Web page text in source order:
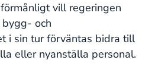
vill regeringen
och
i sin tur förväntas bidra till
eller nyanställa personal.